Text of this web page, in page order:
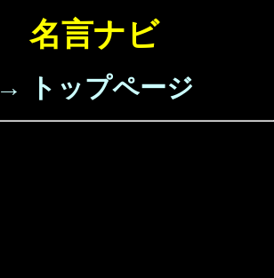
名言ナビ
→ トップページ